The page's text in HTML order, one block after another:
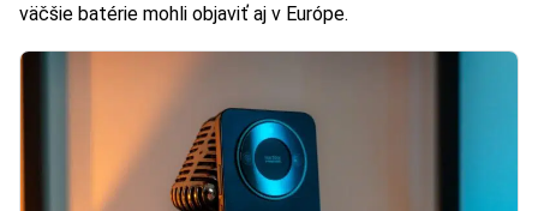
väčšie batérie mohli objaviť aj v Európe.